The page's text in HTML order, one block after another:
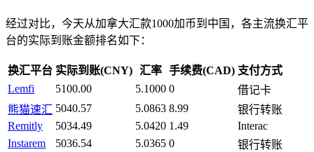
经过对比，今天从加拿大汇款1000加币到中国，各主流换汇平
台的实际到账金额排名如下：
换汇平台 实际到账(CNY) 汇率 手续费(CAD) 支付方式
Lemfi
5100.00 5.1000 0
借记卡
熊猫速汇 5040.57 5.0863 8.99
银行转账
Remitly
5034.49 5.0420 1.49
Interac
Instarem
5036.54 5.0365 0
银行转账